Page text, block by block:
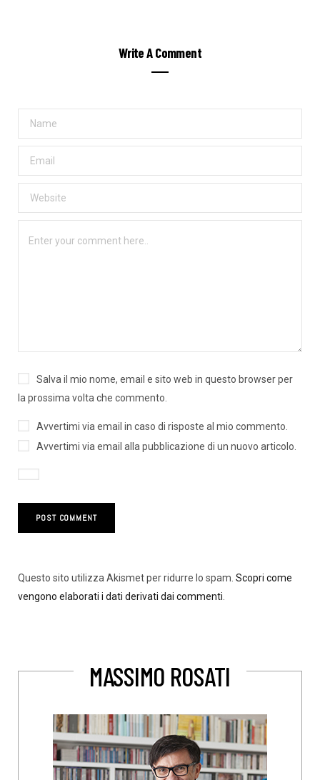
Write A Comment
Salva il mio nome, email e sito web in questo browser per
la prossima volta che commento.
Avvertimi via email in caso di risposte al mio commento.
Avvertimi via email alla pubblicazione di un nuovo articolo.
Questo sito utilizza Akismet per ridurre lo spam. Scopri come
vengono elaborati i dati derivati dai commenti
MASSIMO ROSATI